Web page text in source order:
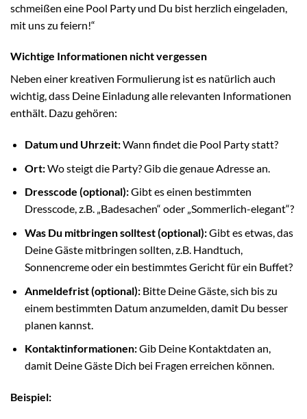
schmeißen eine Pool Party und Du bist herzlich eingeladen,
mit uns zu feiern!“
Wichtige Informationen nicht vergessen
Neben einer kreativen Formulierung ist es natürlich auch
wichtig, dass Deine Einladung alle relevanten Informationen
enthält. Dazu gehören:
Datum und Uhrzeit:Wann findet die Pool Party statt?
Ort:Wo steigt die Party? Gib die genaue Adresse an.
Dresscode (optional):Gibt es einen bestimmten
Dresscode, z.B. „Badesachen“ oder „Sommerlich-elegant“?
Was Du mitbringen solltest (optional):Gibt es etwas, das
Deine Gäste mitbringen sollten, z.B. Handtuch,
Sonnencreme oder ein bestimmtes Gericht für ein Buffet?
Anmeldefrist (optional):Bitte Deine Gäste, sich bis zu
einem bestimmten Datum anzumelden, damit Du besser
planen kannst.
Kontaktinformationen:Gib Deine Kontaktdaten an,
damit Deine Gäste Dich bei Fragen erreichen können.
Beispiel: